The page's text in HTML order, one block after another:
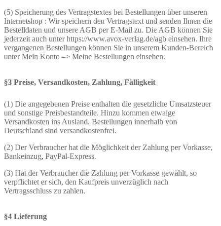
(5) Speicherung des Vertragstextes bei Bestellungen über unseren
Internetshop : Wir speichern den Vertragstext und senden Ihnen die
Bestelldaten und unsere AGB per E-Mail zu. Die AGB können Sie
jederzeit auch unter https://www.avox-verlag.de/agb einsehen. Ihre
vergangenen Bestellungen können Sie in unserem Kunden-Bereich
unter Mein Konto –> Meine Bestellungen einsehen.
§3 Preise, Versandkosten, Zahlung, Fälligkeit
(1) Die angegebenen Preise enthalten die gesetzliche Umsatzsteuer
und sonstige Preisbestandteile. Hinzu kommen etwaige
Versandkosten ins Ausland. Bestellungen innerhalb von
Deutschland sind versandkostenfrei.
(2) Der Verbraucher hat die Möglichkeit der Zahlung per Vorkasse,
Bankeinzug, PayPal-Express.
(3) Hat der Verbraucher die Zahlung per Vorkasse gewählt, so
verpflichtet er sich, den Kaufpreis unverzüglich nach
Vertragsschluss zu zahlen.
§4 Lieferung